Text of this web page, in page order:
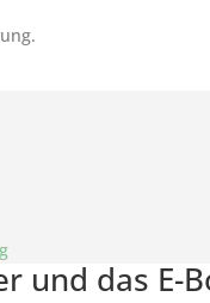
und das E-